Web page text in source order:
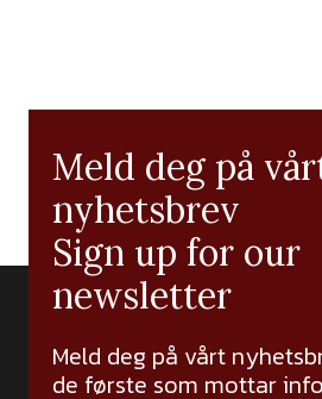
Meld deg på
nyhetsbrev
Sign up for our
newsletter
Meld deg på vårt
de første som mottar